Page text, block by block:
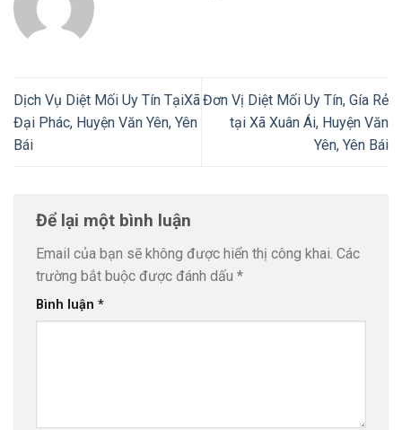
Dịch Vụ Diệt Mối Uy Tín TạiXã
Đại Phác, Huyện Văn Yên, Yên
Bái
Đơn Vị Diệt Mối Uy Tín, Gía Rẻ
tại Xã Xuân Ái, Huyện Văn
Yên, Yên Bái
Để lại một bình luận
Email của bạn sẽ không được hiển thị công khai. Các
trường bắt buộc được đánh dấu *
Bình luận *